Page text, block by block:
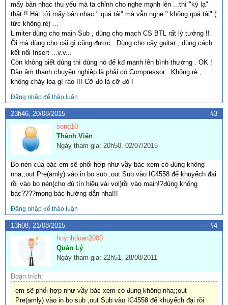
mấy bản nhạc thu yếu mà ta chỉnh cho nghe mạnh lên ...thì "kỳ lạ"
thật !! Hát tới mấy bản nhạc " quá tải" mà vẫn nghe " không quá tải" (
tức không rè) ...
Limiter dùng cho main Sub , dùng cho mạch CS BTL rất lý tưởng !!
Ối mà dùng cho cái gì cũng được . Dùng cho cây guitar , dùng cách
kết nối Insert ...v.v...
Còn không biết dùng thì dùng nó để kđ mạnh lên bình thường . OK !
Dàn âm thanh chuyên nghiệp là phải có Compressor . Không rè ,
không cháy loa gì ráo !!! Cỡ đó là cỡ đó !
Đăng nhập để thảo luận
23h46, 20/08/2015
#3
sonq10
Thành Viên
Ngày tham gia: 20h50, 02/07/2015
Bo nén của bác em sẽ phối hợp như vầy bác xem có đúng không
nha;;out Pre(amly) vào in bo sub ,out Sub vào IC4558 để khuyếch đại
rồi vào bo nén(cho đủ tín hiệu vài vol)rồi vào main!?đúng không
bác????mong bác hướng dẫn nha!!!
Đăng nhập để thảo luận
13h08, 21/08/2015
#4
huynhdoan2000
Quản Lý
Ngày tham gia: 22h51, 28/08/2011
Đoạn trích:
em sẽ phối hợp như vầy bác xem có đúng không nha;;out
Pre(amly) vào in bo sub ,out Sub vào IC4558 để khuyếch đại rồi